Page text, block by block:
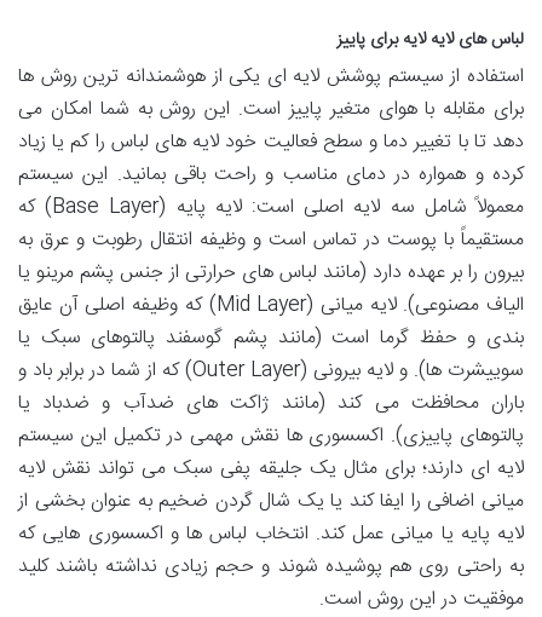
لباس های لایه لایه برای پاییز
استفاده از سیستم پوشش لایه ای یکی از هوشمندانه ترین روش ها
برای مقابله با هوای متغیر پاییز است. این روش به شما امکان می
دهد تا با تغییر دما و سطح فعالیت خود لایه های لباس را کم یا زیاد
کرده و همواره در دمای مناسب و راحت باقی بمانید. این سیستم
معمولاً شامل سه لایه اصلی است: لایه پایه (Base Layer) که
مستقیماً با پوست در تماس است و وظیفه انتقال رطوبت و عرق به
بیرون را بر عهده دارد (مانند لباس های حرارتی از جنس پشم مرینو یا
الیاف مصنوعی). لایه میانی (Mid Layer) که وظیفه اصلی آن عایق
بندی و حفظ گرما است (مانند پشم گوسفند پالتوهای سبک یا
سوییشرت ها). و لایه بیرونی (Outer Layer) که از شما در برابر باد و
باران محافظت می کند (مانند ژاکت های ضدآب و ضدباد یا
پالتوهای پاییزی). اکسسوری ها نقش مهمی در تکمیل این سیستم
لایه ای دارند؛ برای مثال یک جلیقه پفی سبک می تواند نقش لایه
میانی اضافی را ایفا کند یا یک شال گردن ضخیم به عنوان بخشی از
لایه پایه یا میانی عمل کند. انتخاب لباس ها و اکسسوری هایی که
به راحتی روی هم پوشیده شوند و حجم زیادی نداشته باشند کلید
موفقیت در این روش است.